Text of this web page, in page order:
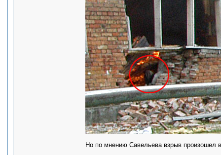
Но по мнению Савельева взрыв произошел